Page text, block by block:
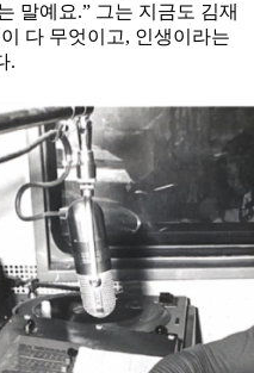
말예요.” 그는 지금도 김재
다 무엇이고, 인생이라는
.